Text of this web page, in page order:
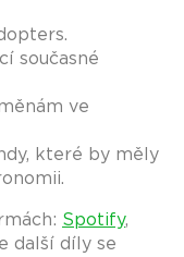
současné
ve
které by měly
Spotify,
další díly se